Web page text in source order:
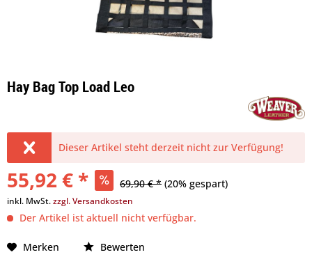
Hay Bag Top Load Leo
Dieser Artikel steht derzeit nicht zur Verfügung!
55,92 € * 69,90 € * (20% gespart)
inkl. MwSt.zzgl. Versandkosten
Der Artikel ist aktuell nicht verfügbar.
Merken Bewerten